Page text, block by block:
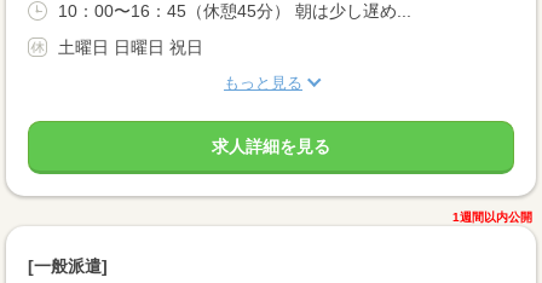
10：00〜16：45（休憩45分） 朝は少し遅め...
土曜日 日曜日 祝日
もっと見る
求人詳細を見る
1週間以内公開
[一般派遣]